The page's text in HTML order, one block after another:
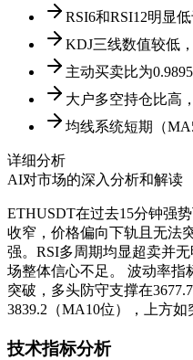
RSI6和RSI12明显
KDJ三线数值较低
主动买卖比为
大户多空持仓比高
均线系统短期（
详细分析
AI对市场的深入分析和解读
ETHUSDT在过去15分钟强
收窄，价格偏向下轨且无法
强。RSI多周期均显超卖并
场整体信心不足。 波动率指
突破，多头防守支撑在
3839.2（MA10位），上方如
技术指标分析